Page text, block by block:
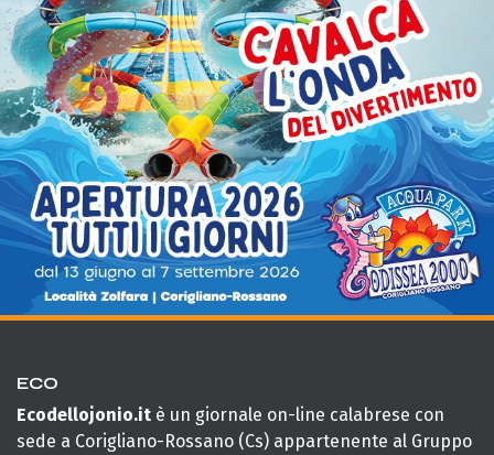
ECO
Ecodellojonio.it è un giornale on-line calabrese con
sede a Corigliano-Rossano (Cs) appartenente al Gruppo